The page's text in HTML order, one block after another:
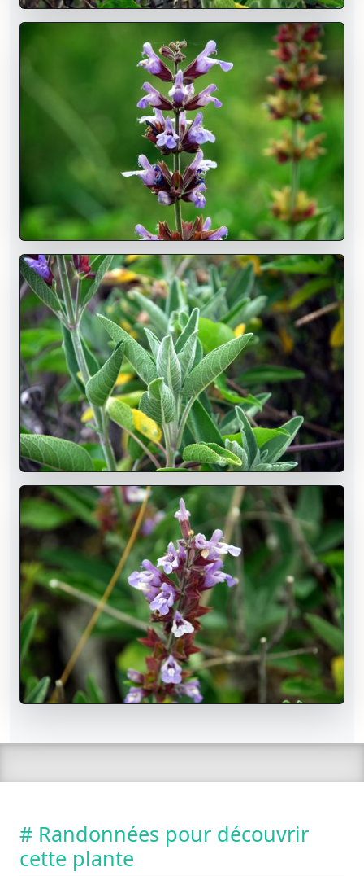
# Randonnées pour découvrir
cette plante